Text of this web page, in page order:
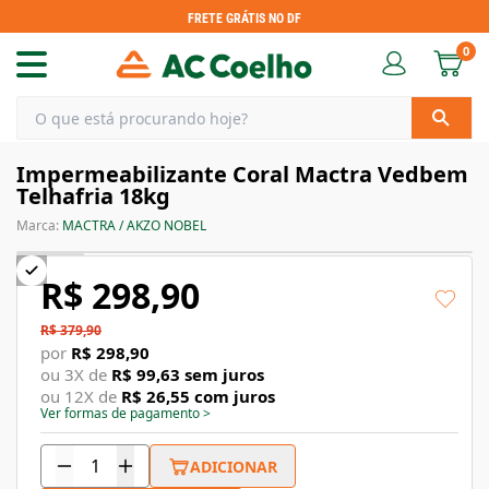
FRETE GRÁTIS NO DF
0
Impermeabilizante Coral Mactra Vedbem
Telhafria 18kg
Marca: MACTRA / AKZO NOBEL
R$ 298,90
R$ 379,90
por R$ 298,90
ou 3X de R$ 99,63 sem juros
ou 12X de R$ 26,55 com juros
Ver formas de pagamento>
ADICIONAR